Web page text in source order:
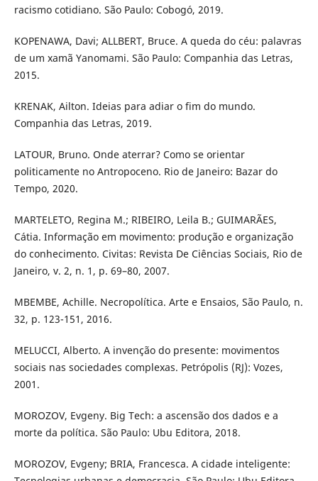
racismo cotidiano. São Paulo: Cobogó, 2019.
KOPENAWA, Davi; ALLBERT, Bruce. A queda do céu: palavras
de um xamã Yanomami. São Paulo: Companhia das Letras,
2015.
KRENAK, Ailton. Ideias para adiar o fim do mundo.
Companhia das Letras, 2019.
LATOUR, Bruno. Onde aterrar? Como se orientar
politicamente no Antropoceno. Rio de Janeiro: Bazar do
Tempo, 2020.
MARTELETO, Regina M.; RIBEIRO, Leila B.; GUIMARÃES,
Cátia. Informação em movimento: produção e organização
do conhecimento. Civitas: Revista De Ciências Sociais, Rio de
Janeiro, v. 2, n. 1, p. 69–80, 2007.
MBEMBE, Achille. Necropolítica. Arte e Ensaios, São Paulo, n.
32, p. 123-151, 2016.
MELUCCI, Alberto. A invenção do presente: movimentos
sociais nas sociedades complexas. Petrópolis (RJ): Vozes,
2001.
MOROZOV, Evgeny. Big Tech: a ascensão dos dados e a
morte da política. São Paulo: Ubu Editora, 2018.
MOROZOV, Evgeny; BRIA, Francesca. A cidade inteligente: